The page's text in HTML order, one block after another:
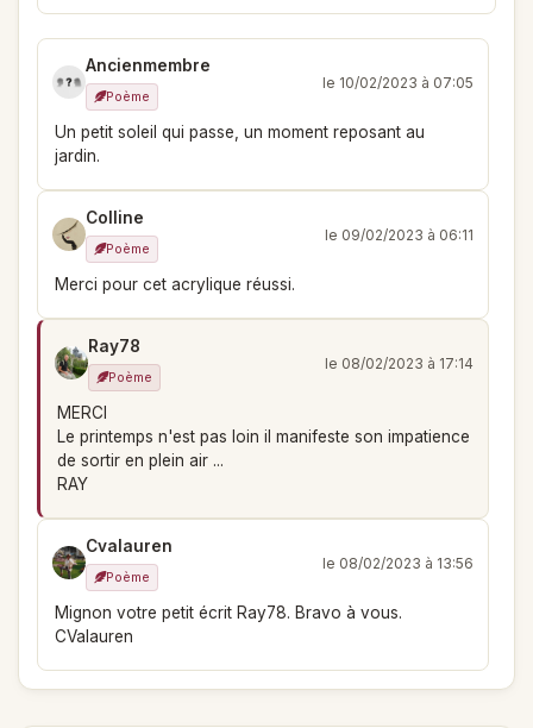
Ancienmembre
Poème
le 10/02/2023 à 07:05
Un petit soleil qui passe, un moment reposant au
jardin.
Colline
Poème
le 09/02/2023 à 06:11
Merci pour cet acrylique réussi.
Ray78
Poème
le 08/02/2023 à 17:14
MERCI
Le printemps n'est pas loin il manifeste son impatience
de sortir en plein air ...
RAY
Cvalauren
Poème
le 08/02/2023 à 13:56
Mignon votre petit écrit Ray78. Bravo à vous.
CValauren